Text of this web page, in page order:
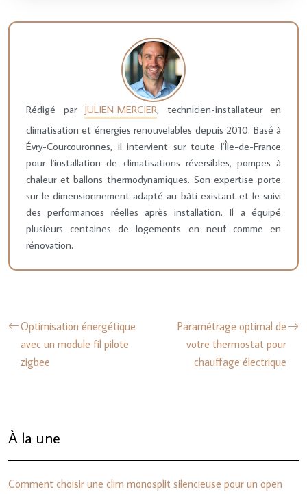
Rédigé par JULIEN MERCIER, technicien-installateur en
climatisation et énergies renouvelables depuis 2010. Basé à
Évry-Courcouronnes, il intervient sur toute l'Île-de-France
pour l'installation de climatisations réversibles, pompes à
chaleur et ballons thermodynamiques. Son expertise porte
sur le dimensionnement adapté au bâti existant et le suivi
des performances réelles après installation. Il a équipé
plusieurs centaines de logements en neuf comme en
rénovation.
Optimisation énergétique
avec un module fil pilote
zigbee
Paramétrage optimal de
votre thermostat pour
chauffage électrique
À la une
Comment choisir une clim monosplit silencieuse pour un open